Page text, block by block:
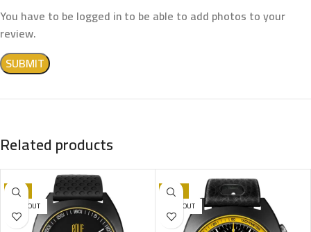
You have to be logged in to be able to add photos to your
review.
Related products
-7%
SOLD OUT
-36%
SOLD OUT